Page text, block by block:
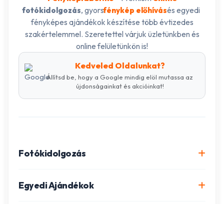
fotókidolgozás, gyorsfénykép előhívásés egyedi
fényképes ajándékok készítése több évtizedes
szakértelemmel. Szeretettel várjuk üzletünkben és
online felületünkön is!
Kedveled Oldalunkat?
Állítsd be, hogy a Google mindig elöl mutassa az
újdonságainkat és akcióinkat!
Fotókidolgozás
Egyedi Ajándékok